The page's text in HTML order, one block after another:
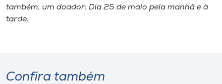
também, um doador: Dia 25 de maio pela manhã e à
tarde.
Confira também